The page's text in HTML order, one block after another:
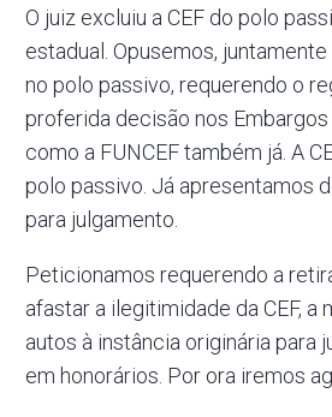
O juiz excluiu a CEF do polo
estadual. Opusemos,
no polo passivo, requerendo o
proferida decisão nos
como a FUNCEF também já. A
polo passivo. Já apresentamos
para julgamento.
Peticionamos requerendo a
afastar a ilegitimidade da CEF,
autos à instância originária para
em honorários. Por ora iremos